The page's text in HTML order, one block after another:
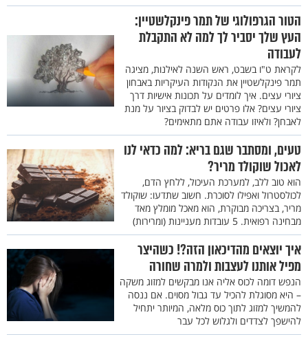
הטור הגרפולוגי של תמר פינקלשטיין:
העץ שלך יסביר לך למה לא התקבלת
לעבודה
לקראת ט"ו בשבט, ראש השנה לאילנות, מציגה
תמר פינקלשטיין את הנקודות העיקריות באבחון
ציורי עצים. איך לומדים על תכונות אישיות דרך
ציורי עצים? אלו פרטים יש לבדוק בציור על מנת
לאבחן? ולאיזו עבודה אתם מתאימים?
טעים, ומסתבר שגם בריא: למה כדאי לנו
לאכול שוקולד מריר?
הוא טוב ללב, למערכת העיכול, ללחץ הדם,
לכולסטרול ואפילו לסוכרת. חשוב שתדעו: שוקולד
מריר, בצריכה מבוקרת, הוא מאכל מומלץ מאד
מבחינה רפואית. 5 עובדות מעניינות (ומרירות)
איך יוצאים מהדיכאון הזה?! כשהיצר
מפיל אותנו לעצבות ולמרה שחורה
הנפש דומה לכוס אליה אנו מבקשים למזוג משקה
– היא מסוגלת להכיל עד גבול מסוים. אם ננסה
להמשיך למזוג לתוך כוס מלאה, המיותר יתחיל
להישפך לצדדים ולגלוש לכל עבר